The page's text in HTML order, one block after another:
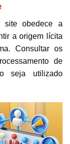
site obedece a
a origem lícita
Consultar os
de
seja utilizado